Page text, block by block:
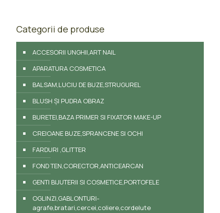
Categorii de produse
ACCESORII UNGHII,ART NAIL
APARATURA COSMETICA
BALSAM,LUCIU DE BUZE,STRUGUREL
BLUSH ȘI PUDRA OBRAZ
BURETEI,BAZA PRIMER SI FIXATOR MAKE-UP
CREIOANE BUZE,SPRANCENE SI OCHI
FARDURI ,GLITTER
FOND TEN,CORECTOR,ANTICEARCAN
GENTI BIJUTERII SI COSMETICE,PORTOFELE
OGLINZI,GABLONTURI-
agrafe,bratari,cercei,coliere,cordelute